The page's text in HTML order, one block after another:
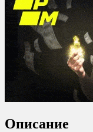
Описание